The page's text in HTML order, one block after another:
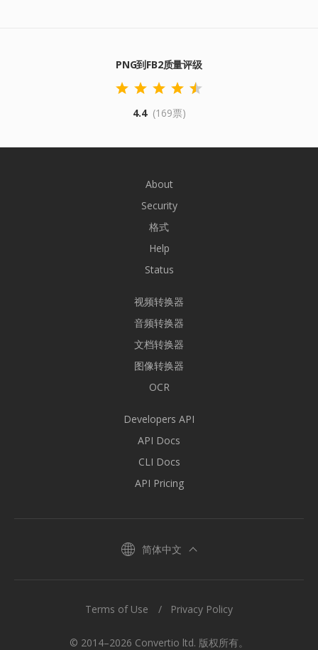
PNG到FB2质量评级
4.4 (169票)
About
Security
格式
Help
Status
视频转换器
音频转换器
文档转换器
图像转换器
OCR
Developers API
API Docs
CLI Docs
API Pricing
简体中文
© 2014–2026 Convertio ltd. 版权所有。
Terms of Use Privacy Policy